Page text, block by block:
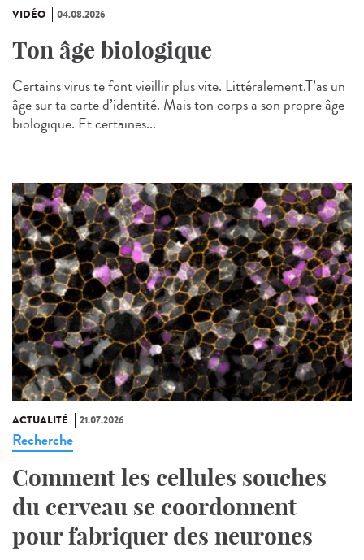
VIDÉO 04.08.2026
Ton âge biologique
Certains virus te font vieillir plus vite. Littéralement.T’as un
âge sur ta carte d’identité. Mais ton corps a son propre âge
biologique. Et certaines...
ACTUALITÉ 21.07.2026
Recherche
Comment les cellules souches
du cerveau se coordonnent
pour fabriquer des neurones